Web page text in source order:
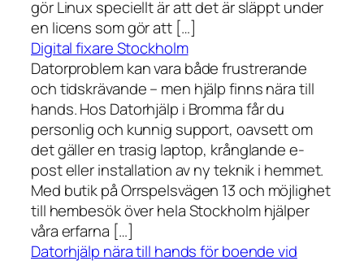
gör Linux speciellt är att det är släppt under
en licens som gör att […]
Digital fixare Stockholm
Datorproblem kan vara både frustrerande
och tidskrävande – men hjälp finns nära till
hands. Hos Datorhjälp i Bromma får du
personlig och kunnig support, oavsett om
det gäller en trasig laptop, krånglande e-
post eller installation av ny teknik i hemmet.
Med butik på Orrspelsvägen 13 och möjlighet
till hembesök över hela Stockholm hjälper
våra erfarna […]
Datorhjälp nära till hands för boende vid